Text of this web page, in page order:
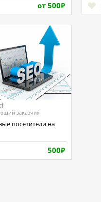
от 500₽
заказчик
500₽